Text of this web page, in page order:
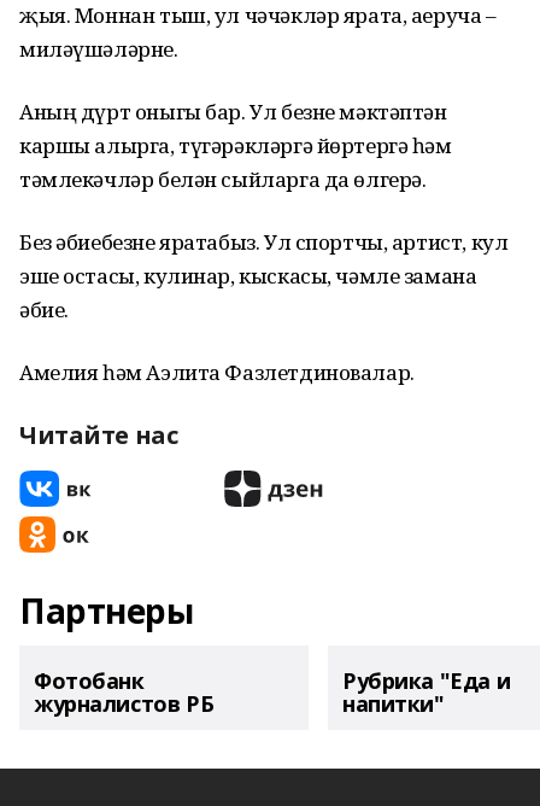
җыя. Моннан тыш, ул чәчәкләр ярата, аеруча –
миләүшәләрне.
Аның дүрт оныгы бар. Ул безне мәктәптән
каршы алырга, түгәрәкләргә йөртергә һәм
тәмлекәчләр белән сыйларга да өлгерә.
Без әбиебезне яратабыз. Ул спортчы, артист, кул
эше остасы, кулинар, кыскасы, чәмле замана
әбие.
Амелия һәм Аэлита Фазлетдиновалар.
Читайте нас
Партнеры
Фотобанк
журналистов РБ
Рубрика "Еда и
напитки"